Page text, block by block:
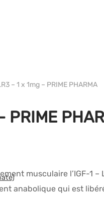
– 1 x 1mg – PRIME PHARMA
PRIME
musculaire l’IGF-1
anabolique qui est